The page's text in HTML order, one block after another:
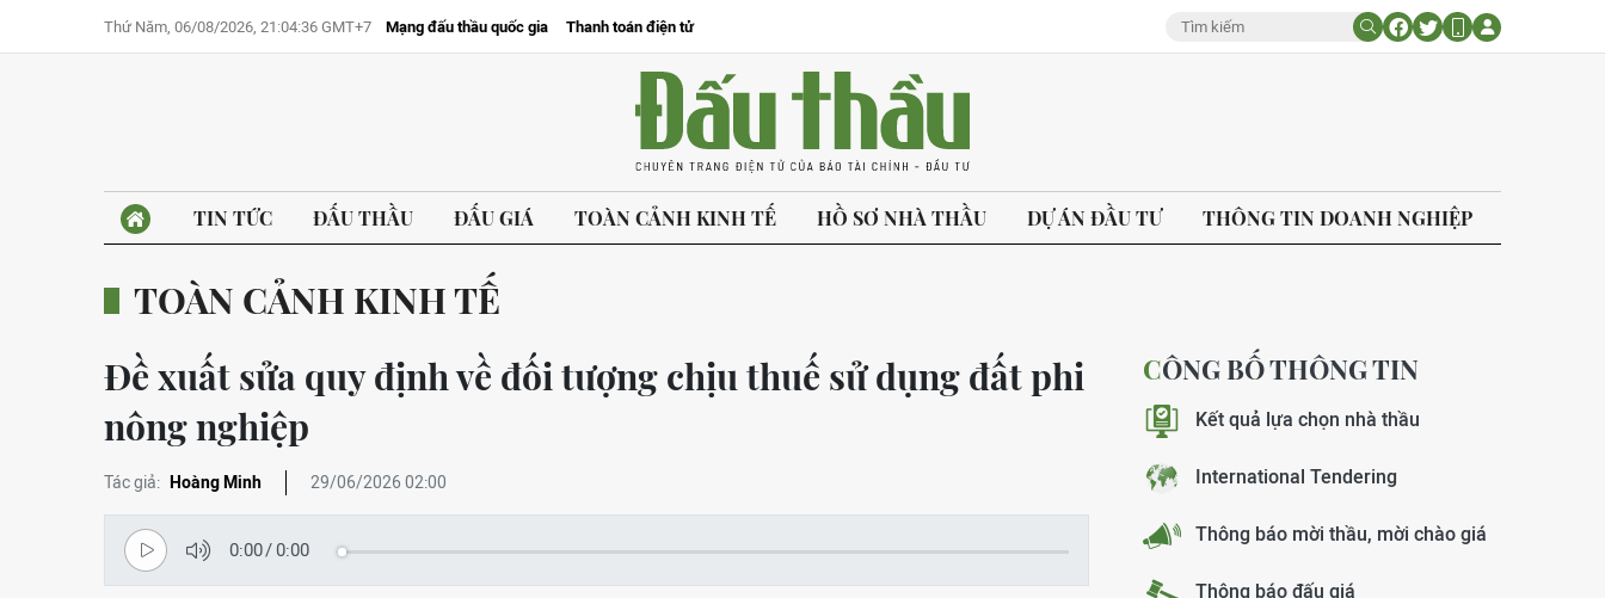
Thứ Năm, 06/08/2026, 21:04:36 GMT+7 Mạng đấu thầu quốc gia Thanh toán điện tử
TIN TỨC ĐẤU THẦU ĐẤU GIÁ TOÀN CẢNH KINH TẾ HỒ SƠ NHÀ THẦU DỰ ÁN ĐẦU TƯ THÔNG TIN DOANH NGHIỆP
TOÀN CẢNH KINH TẾ
Đề xuất sửa quy định về đối tượng chịu thuế sử dụng đất phi
nông nghiệp
Tác giả: Hoàng Minh 29/06/2026 02:00
0:00/0:00
CÔNG BỐ THÔNG TIN
Kết quả lựa chọn nhà thầu
International Tendering
Thông báo mời thầu, mời chào giá
Thông báo đấu giá